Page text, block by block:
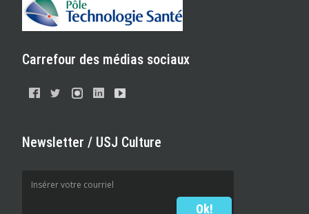
Carrefour des médias sociaux
Newsletter / USJ Culture